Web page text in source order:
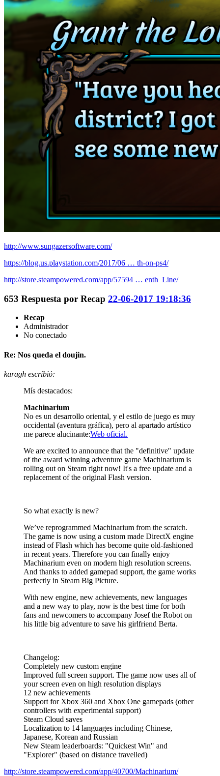
http://www.sungazersoftware.com/
https://blog.us.playstation.com/2017/06 … th-on-ps4/
http://store.steampowered.com/app/57594 … enth_Line/
653 Respuesta por Recap 22-06-2017 19:18:36
Recap
Administrador
No conectado
Re: Nos queda el doujin.
karagh escribió:
Mís destacados:
Machinarium
No es un desarrollo oriental, y el estilo de juego es muy
occidental (aventura gráfica), pero al apartado artístico
me parece alucinante:Web oficial.
We are excited to announce that the "definitive" update
of the award winning adventure game Machinarium is
rolling out on Steam right now! It's a free update and a
replacement of the original Flash version.
So what exactly is new?
We’ve reprogrammed Machinarium from the scratch.
The game is now using a custom made DirectX engine
instead of Flash which has become quite old-fashioned
in recent years. Therefore you can finally enjoy
Machinarium even on modern high resolution screens.
And thanks to added gamepad support, the game works
perfectly in Steam Big Picture.
With new engine, new achievements, new languages
and a new way to play, now is the best time for both
fans and newcomers to accompany Josef the Robot on
his little big adventure to save his girlfriend Berta.
Changelog:
Completely new custom engine
Improved full screen support. The game now uses all of
your screen even on high resolution displays
12 new achievements
Support for Xbox 360 and Xbox One gamepads (other
controllers with experimental support)
Steam Cloud saves
Localization to 14 languages including Chinese,
Japanese, Korean and Russian
New Steam leaderboards: "Quickest Win" and
"Explorer" (based on distance travelled)
http://store.steampowered.com/app/40700/Machinarium/